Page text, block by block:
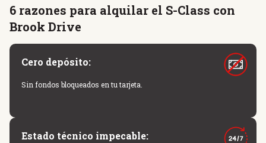
6 razones para alquilar el S-Class con
Brook Drive
Cero depósito:
Sin fondos bloqueados en tu tarjeta.
Estado técnico impecable: